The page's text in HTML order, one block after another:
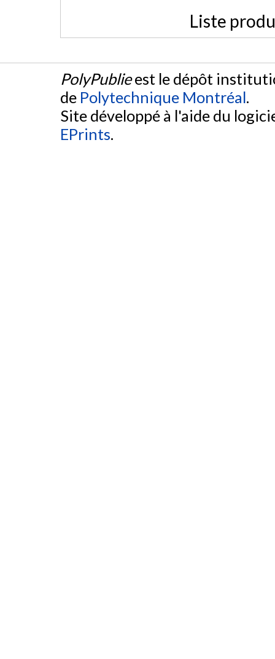
Liste
PolyPublieest le dépôt
de Polytechnique Montréal.
Site développé à l'aide du
EPrints.